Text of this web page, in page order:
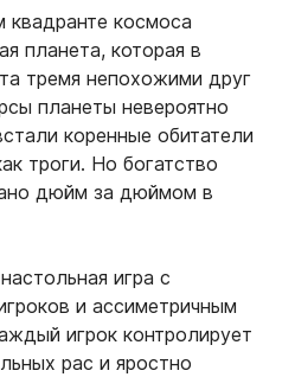
квадранте космоса
планета, которая в
тремя непохожими друг
планеты невероятно
коренные обитатели
троги. Но богатство
дюйм за дюймом в
игра с
и ассиметричным
игрок контролирует
рас и яростно